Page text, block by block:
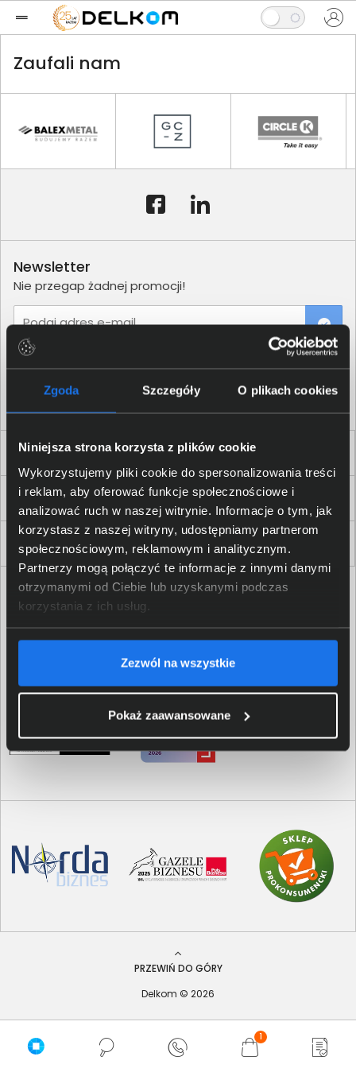
Zgoda Szczegóły O plikach cookies
Niniejsza strona korzysta z plików cookie
Wykorzystujemy pliki cookie do spersonalizowania treści
i reklam, aby oferować funkcje społecznościowe i
analizować ruch w naszej witrynie. Informacje o tym, jak
korzystasz z naszej witryny, udostępniamy partnerom
społecznościowym, reklamowym i analitycznym.
Partnerzy mogą połączyć te informacje z innymi danymi
otrzymanymi od Ciebie lub uzyskanymi podczas
korzystania z ich usług.
Zezwól na wszystkie
Pokaż zaawansowane
1
Zaufali nam
Dla Firm i Instytucji
Zakupy
Delkom 2000
Newsletter
Nie przegap żadnej promocji!
Podaj adres e-mail
PRZEWIŃ DO GÓRY
Delkom © 2026